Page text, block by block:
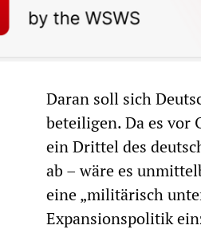
Daran soll sich
beteiligen. Da es vor
ein Drittel des
ab – wäre es
eine „militärisch
Expansionspolitik